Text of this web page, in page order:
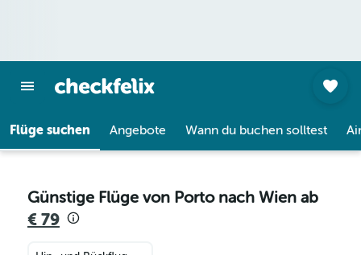
Flüge suchen Angebote Wann du buchen solltest
Günstige Flüge von Porto nach Wien ab
€ 79